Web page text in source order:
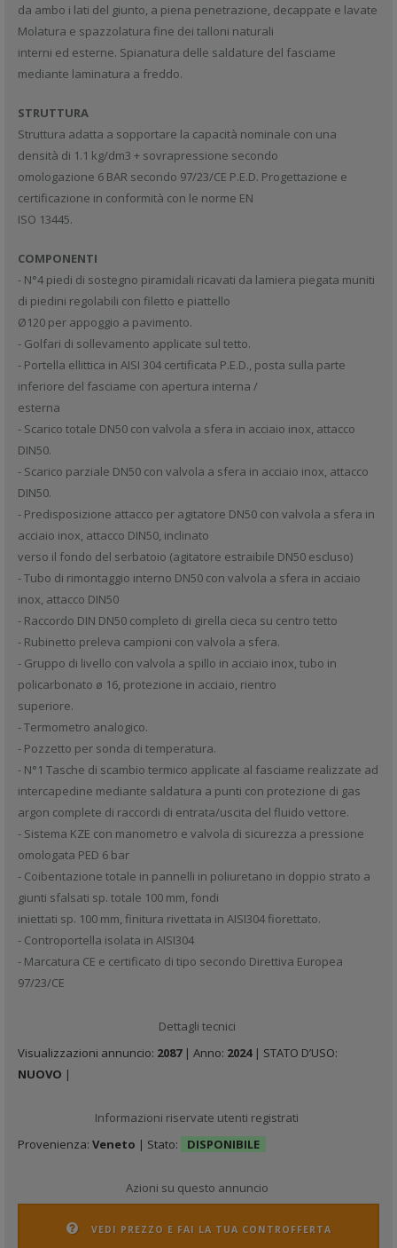
da ambo i lati del giunto, a piena penetrazione, decappate e lavate
Molatura e spazzolatura fine dei talloni naturali
interni ed esterne. Spianatura delle saldature del fasciame
mediante laminatura a freddo.
STRUTTURA
Struttura adatta a sopportare la capacità nominale con una
densità di 1.1 kg/dm3 + sovrapressione secondo
omologazione 6 BAR secondo 97/23/CE P.E.D. Progettazione e
certificazione in conformità con le norme EN
ISO 13445.
COMPONENTI
- N°4 piedi di sostegno piramidali ricavati da lamiera piegata muniti
di piedini regolabili con filetto e piattello
Ø120 per appoggio a pavimento.
- Golfari di sollevamento applicate sul tetto.
- Portella ellittica in AISI 304 certificata P.E.D., posta sulla parte
inferiore del fasciame con apertura interna /
esterna
- Scarico totale DN50 con valvola a sfera in acciaio inox, attacco
DIN50.
- Scarico parziale DN50 con valvola a sfera in acciaio inox, attacco
DIN50.
- Predisposizione attacco per agitatore DN50 con valvola a sfera in
acciaio inox, attacco DIN50, inclinato
verso il fondo del serbatoio (agitatore estraibile DN50 escluso)
- Tubo di rimontaggio interno DN50 con valvola a sfera in acciaio
inox, attacco DIN50
- Raccordo DIN DN50 completo di girella cieca su centro tetto
- Rubinetto preleva campioni con valvola a sfera.
- Gruppo di livello con valvola a spillo in acciaio inox, tubo in
policarbonato ø 16, protezione in acciaio, rientro
superiore.
- Termometro analogico.
- Pozzetto per sonda di temperatura.
- N°1 Tasche di scambio termico applicate al fasciame realizzate ad
intercapedine mediante saldatura a punti con protezione di gas
argon complete di raccordi di entrata/uscita del fluido vettore.
- Sistema KZE con manometro e valvola di sicurezza a pressione
omologata PED 6 bar
- Coibentazione totale in pannelli in poliuretano in doppio strato a
giunti sfalsati sp. totale 100 mm, fondi
iniettati sp. 100 mm, finitura rivettata in AISI304 fiorettato.
- Controportella isolata in AISI304
- Marcatura CE e certificato di tipo secondo Direttiva Europea
97/23/CE
Dettagli tecnici
Visualizzazioni annuncio: 2087| Anno: 2024| STATO D’USO:
NUOVO |
Informazioni riservate utenti registrati
Provenienza: Veneto | Stato: DISPONIBILE
Azioni su questo annuncio
VEDI PREZZO E FAI LA TUA CONTROFFERTA